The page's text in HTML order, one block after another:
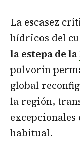
La escasez
hídricos del
la estepa de la
polvorín
global
la región,
habitual.